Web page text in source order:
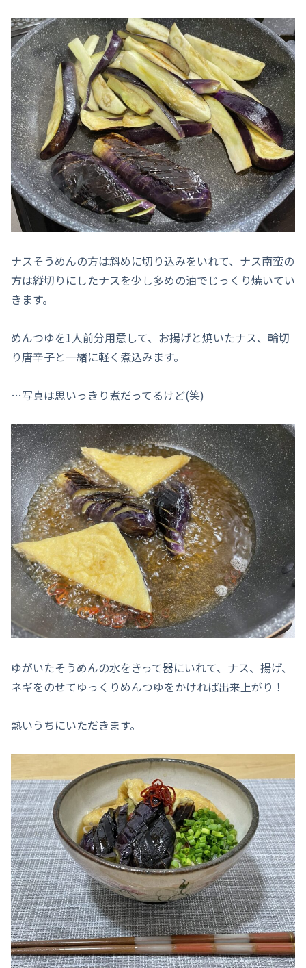
ナスそうめんの方は斜めに切り込みをいれて、ナス南蛮の
方は縦切りにしたナスを少し多めの油でじっくり焼いてい
きます。
めんつゆを1人前分用意して、お揚げと焼いたナス、輪切
り唐辛子と一緒に軽く煮込みます。
…写真は思いっきり煮だってるけど(笑)
ゆがいたそうめんの水をきって器にいれて、ナス、揚げ、
ネギをのせてゆっくりめんつゆをかければ出来上がり！
熱いうちにいただきます。